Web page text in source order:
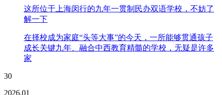
这所位于上海闵行的九年一贯制民办双语学校，不妨了
解一下
在择校成为家庭“头等大事”的今天，一所能够贯通孩子
成长关键九年、融合中西教育精髓的学校，无疑是许多
家
30
2026.01